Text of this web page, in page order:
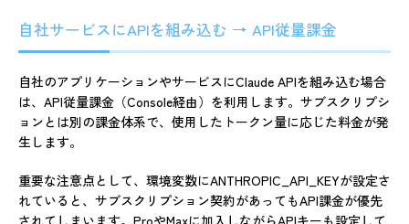
自社サービスにAPIを組み込む → API従量課金
自社のアプリケーションやサービスにClaude APIを組み込む場合
は、API従量課金（Console経由）を利用します。サブスクリプシ
ョンとは別の課金体系で、使用したトークン量に応じた料金が発
生します。
重要な注意点として、環境変数にANTHROPIC_API_KEYが設定さ
れていると、サブスクリプション契約があってもAPI課金が優先
されてしまいます。ProやMaxに加入しながらAPIキーも設定して